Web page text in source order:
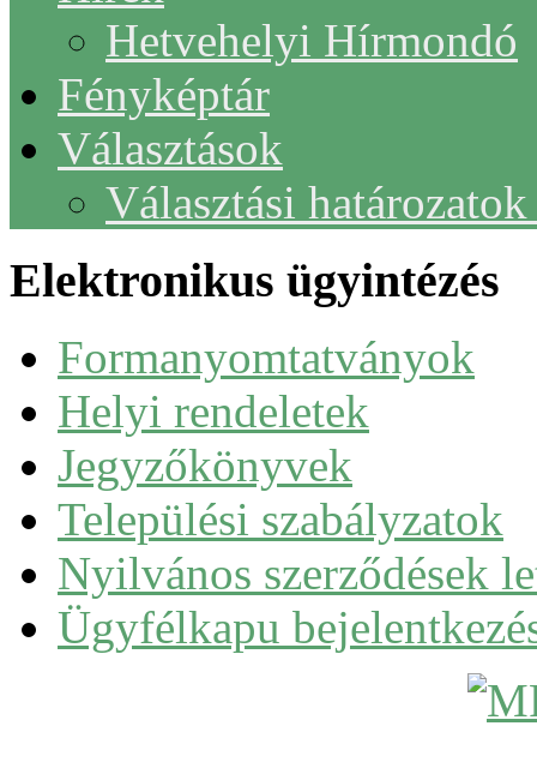
Hetvehelyi Hírmondó
Fényképtár
Választások
Választási
Elektronikus ügyintézés
Formanyomtatványok
Helyi rendeletek
Jegyzőkönyvek
Települési szabályzatok
Nyilvános szerződések
Ügyfélkapu